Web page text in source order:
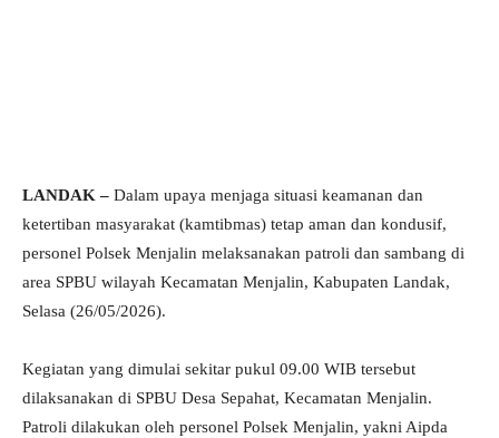
LANDAK – Dalam upaya menjaga situasi keamanan dan
ketertiban masyarakat (kamtibmas) tetap aman dan kondusif,
personel Polsek Menjalin melaksanakan patroli dan sambang di
area SPBU wilayah Kecamatan Menjalin, Kabupaten Landak,
Selasa (26/05/2026).
Kegiatan yang dimulai sekitar pukul 09.00 WIB tersebut
dilaksanakan di SPBU Desa Sepahat, Kecamatan Menjalin.
Patroli dilakukan oleh personel Polsek Menjalin, yakni Aipda